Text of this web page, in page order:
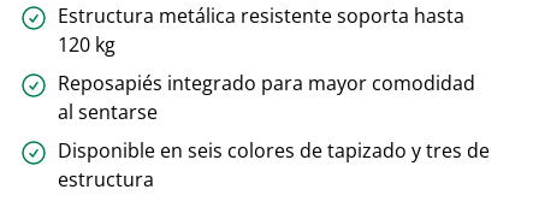
Estructura metálica resistente soporta hasta
120 kg
Reposapiés integrado para mayor comodidad
al sentarse
Disponible en seis colores de tapizado y tres de
estructura